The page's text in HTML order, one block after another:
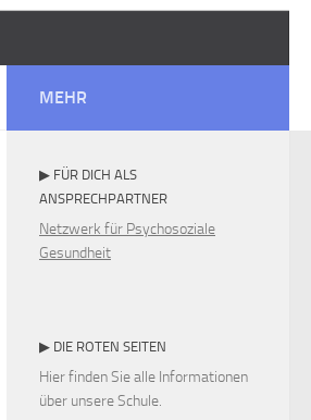
MEHR
▶ FÜR DICH ALS
ANSPRECHPARTNER
Netzwerk für Psychosoziale
Gesundheit
▶ DIE ROTEN SEITEN
Hier finden Sie alle Informationen
über unsere Schule.